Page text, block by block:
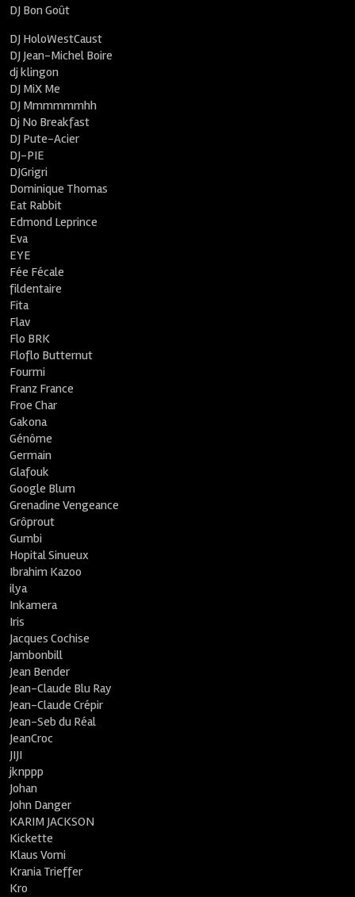
DJ Bon Goût
DJ HoloWestCaust
DJ Jean-Michel Boire
dj klingon
DJ MiX Me
DJ Mmmmmmhh
Dj No Breakfast
DJ Pute-Acier
DJ-PIE
DJGrigri
Dominique Thomas
Eat Rabbit
Edmond Leprince
Eva
EYE
Fée Fécale
fildentaire
Fita
Flav
Flo BRK
Floflo Butternut
Fourmi
Franz France
Froe Char
Gakona
Génôme
Germain
Glafouk
Google Blum
Grenadine Vengeance
Grôprout
Gumbi
Hopital Sinueux
Ibrahim Kazoo
ilya
Inkamera
Iris
Jacques Cochise
Jambonbill
Jean Bender
Jean-Claude Blu Ray
Jean-Claude Crépir
Jean-Seb du Réal
JeanCroc
JIJI
jknppp
Johan
John Danger
KARIM JACKSON
Kickette
Klaus Vomi
Krania Trieffer
Kro